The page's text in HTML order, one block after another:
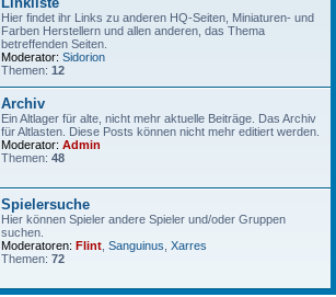
Hier findet ihr Links zu anderen HQ-Seiten, Miniaturen- und
Farben Herstellern und allen anderen, das Thema
betreffenden Seiten.
Moderator: Sidorion
Themen: 12
Archiv
Ein Altlager für alte, nicht mehr aktuelle Beiträge. Das Archiv
für Altlasten. Diese Posts können nicht mehr editiert werden.
Moderator: Admin
Themen: 48
Spielersuche
Hier können Spieler andere Spieler und/oder Gruppen
suchen.
Moderatoren: Flint Sanguinus Xarres
Themen: 72